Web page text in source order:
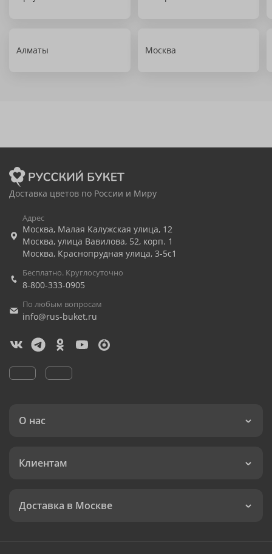
Алматы Москва
Доставка цветов по России и Миру
Адрес
Москва, Малая Калужская улица, 12
Москва, улица Вавилова, 52, корп. 1
Москва, Краснопрудная улица, 3-5с1
Бесплатно. Круглосуточно
8-800-333-0905
По любым вопросам
info@rus-buket.ru
О нас
Клиентам
Доставка в Москве